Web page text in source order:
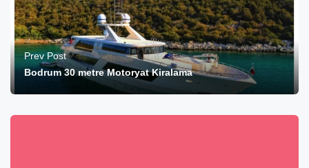
Prev Post
Bodrum 30 metre Motoryat Kiralama